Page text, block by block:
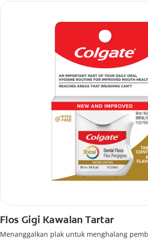
Flos Gigi Kawalan Tartar
Menanggalkan plak untuk menghalang